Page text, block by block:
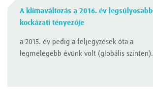
A klímaváltozás a 2016. év legsúlyosabb
kockázati tényezője
a 2015. év pedig a feljegyzések óta a
legmelegebb évünk volt (globális szinten).